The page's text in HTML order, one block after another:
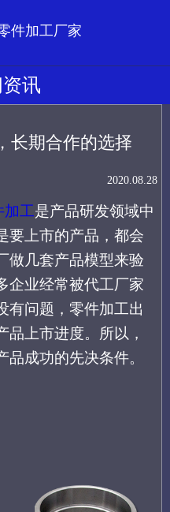
件加工厂家
讯
长期合作的选择
2020.08.28
加工是产品研发领域中
要上市的产品 ，都会
做几套产品模型来验
企业经常被代工厂家
有问题，零件加工出
品上市进度。所以，
成功的先决条件。